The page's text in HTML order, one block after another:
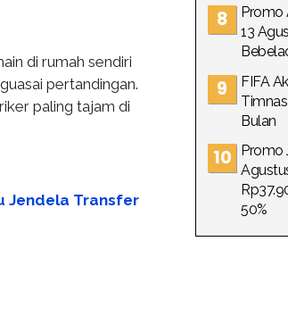
di rumah sendiri
pertandingan.
paling tajam di
Jendela Transfer
Promo
13
FIFA
Bulan
Promo
50%